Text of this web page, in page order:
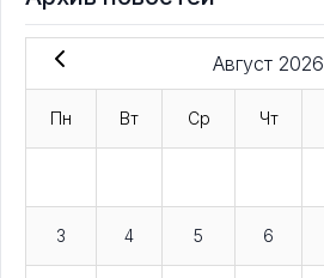
Август 2026
Пн Вт Ср Чт
3 4 5 6